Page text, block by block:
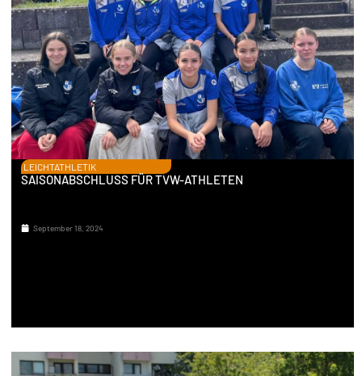
LEICHTATHLETIK
SAISONABSCHLUSS FÜR TVW-ATHLETEN
September 18, 2024